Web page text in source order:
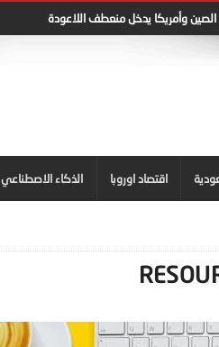
الصين وأمريكا يدخل منعطف اللاعودة
اقتصاد اوروبا الذكاء الاصطناعي